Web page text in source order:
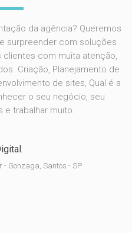
da agência? Queremos
surpreender com soluções
clientes com muita atenção,
Criação, Planejamento de
de sites, Qual é a
o seu negócio, seu
e trabalhar muito.
- Gonzaga, Santos - SP